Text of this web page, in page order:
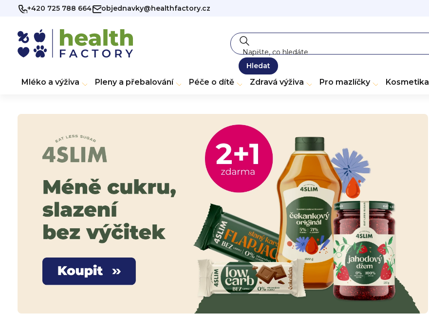
Přejít
+420 725 788 664 objednavky@healthfactory.cz
Hledat
Mléko a výživa Pleny a přebalování Péče o dítě Zdravá výživa Pro mazlíčky Kosmetika